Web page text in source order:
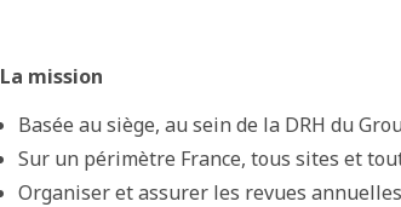
La mission
Basée au siège, au sein de la DRH du
Sur un périmètre France, tous sites et
Organiser et assurer les revues